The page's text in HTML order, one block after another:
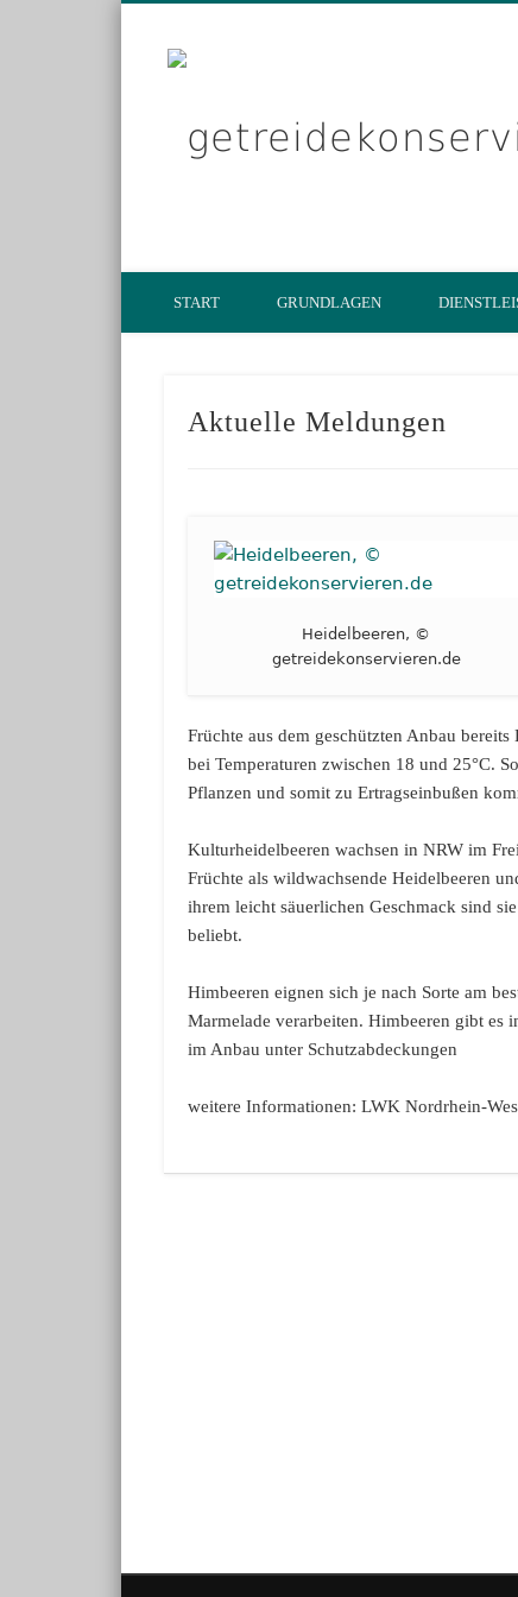
START GRUNDLAGEN
Aktuelle Meldungen
Heidelbeeren, ©
getreidekonservieren.de
Früchte aus dem geschützten Anbau
bei Temperaturen zwischen 18 und 25°C.
Pflanzen und somit zu Ertragseinbußen
Kulturheidelbeeren wachsen in NRW im
Früchte als wildwachsende Heidelbeeren
ihrem leicht säuerlichen Geschmack sind
beliebt.
Himbeeren eignen sich je nach Sorte am
Marmelade verarbeiten. Himbeeren gibt
im Anbau unter Schutzabdeckungen
weitere Informationen: LWK Nordrhein-